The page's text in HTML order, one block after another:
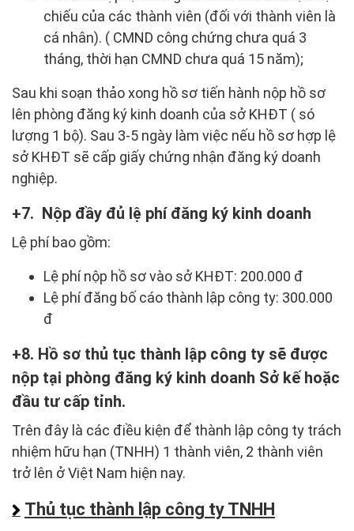
chiếu của các thành viên (đối với thành viên là
cá nhân). ( CMND công chứng chưa quá 3
tháng, thời hạn CMND chưa quá 15 năm);
Sau khi soạn thảo xong hồ sơ tiến hành nộp hồ sơ
lên phòng đăng ký kinh doanh của sở KHĐT ( só
lượng 1 bộ). Sau 3-5 ngày làm việc nếu hồ sơ hợp lệ
sở KHĐT sẽ cấp giấy chứng nhận đăng ký doanh
nghiệp.
7. Nộp đầy đủ lệ phí đăng ký kinh doanh
Lệ phí bao gồm:
Lệ phí nộp hồ sơ vào sở KHĐT: 200.000 đ
Lệ phí đăng bố cáo thành lập công ty: 300.000
đ
8. Hồ sơ thủ tục thành lập công ty sẽ được
nộp tại phòng đăng ký kinh doanh Sở kế hoặc
đầu tư cấp tỉnh.
Trên đây là các điều kiện để thành lập công ty trách
nhiệm hữu hạn (TNHH) 1 thành viên, 2 thành viên
trở lên ở Việt Nam hiện nay.
Thủ tục thành lập công ty TNHH